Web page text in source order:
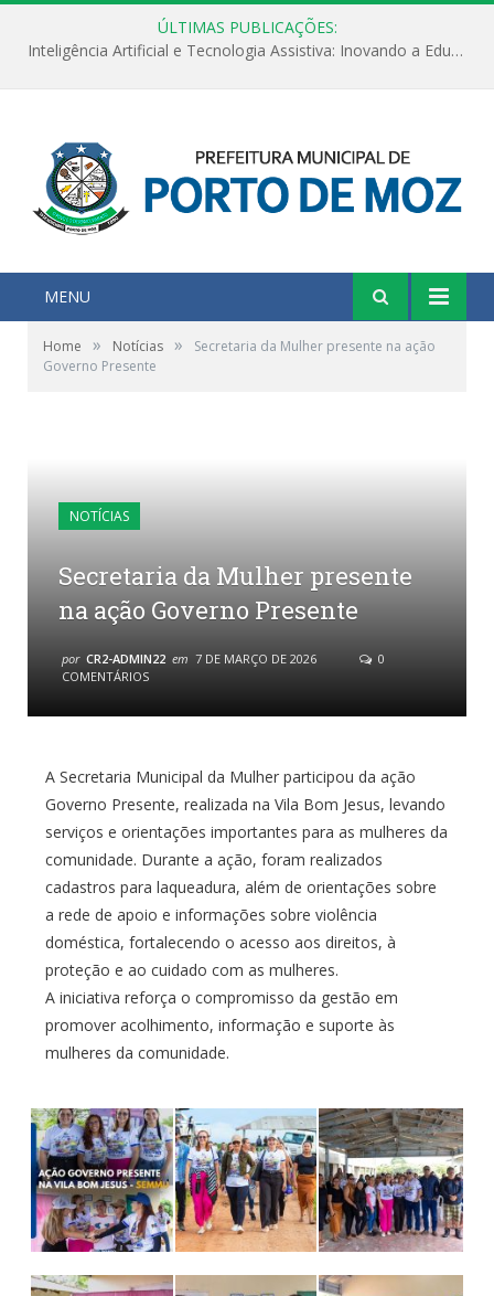
ÚLTIMAS PUBLICAÇÕES:
Inteligência Artificial e Tecnologia Assistiva: Inovando a Educação Especial e Inclusiva
MENU
Home » Notícias »
Secretaria da Mulher presente na ação
Governo Presente
NOTÍCIAS
Secretaria da Mulher presente
na ação Governo Presente
por CR2-ADMIN22 em 7 DE MARÇO DE 2026
0
COMENTÁRIOS
A Secretaria Municipal da Mulher participou da ação
Governo Presente, realizada na Vila Bom Jesus, levando
serviços e orientações importantes para as mulheres da
comunidade. Durante a ação, foram realizados
cadastros para laqueadura, além de orientações sobre
a rede de apoio e informações sobre violência
doméstica, fortalecendo o acesso aos direitos, à
proteção e ao cuidado com as mulheres.
A iniciativa reforça o compromisso da gestão em
promover acolhimento, informação e suporte às
mulheres da comunidade.